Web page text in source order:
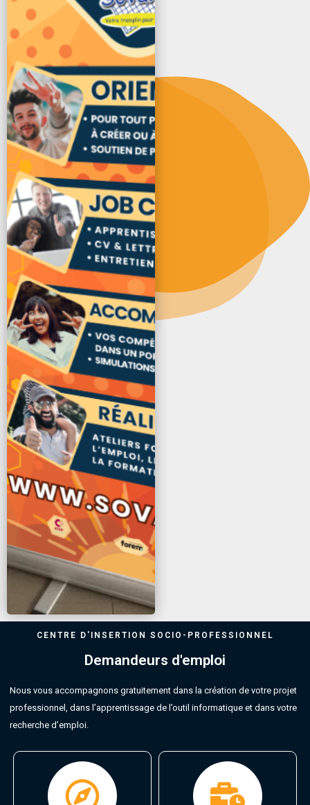
CENTRE D'INSERTION SOCIO-PROFESSIONNEL
Demandeurs d'emploi
Nous vous accompagnons gratuitement dans la création de votre projet
professionnel, dans l’apprentissage de l’outil informatique et dans votre
recherche d’emploi.